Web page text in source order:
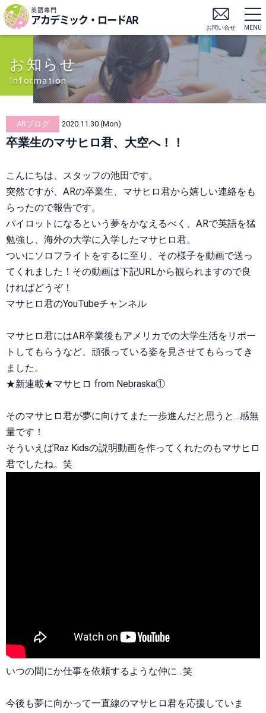
英語専門
アカデミック・ロードAR
お問い合せ MENU
お知らせ
Information
ARブログ 2020.11.30 (Mon)
卒業生のマサヒロ君、大空へ！！
こんにちは、スタッフの池田です。
突然ですが、ARの卒業生、マサヒロ君から嬉しい連絡をも
らったので報告です。
パイロットになるという夢をかなえるべく、ARで英語を猛
勉強し、海外の大学に入学したマサヒロ君。
ついにソロフライトをするに至り、その様子を動画で送っ
てくれました！その動画は下記URLから観られますので良
ければどうぞ！
マサヒロ君のYouTubeチャンネル
マサヒロ君にはAR卒業後もアメリカでの大学生活をリポー
トしてもらうなど、頑張っている姿を見させてもらってき
ました。
★新連載★マサヒロ from Nebraska①
そのマサヒロ君が夢に向けてまた一歩進んだと思うと…感無
量です！
そういえばRaz Kidsの説明動画を作ってくれたのもマサヒロ
君でしたね。笑
いつの間にか仕事を依頼するような仲に…笑
今後も夢に向かって一直線のマサヒロ君を応援していま